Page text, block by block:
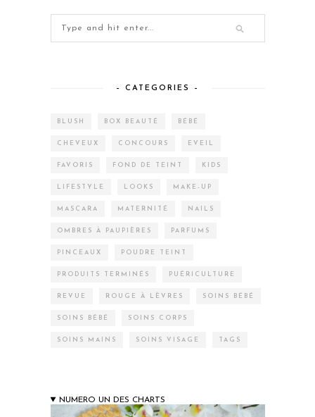
– CATEGORIES –
BLUSH BOX BEAUTÉ BÉBÉ
CHEVEUX CONCOURS EVEIL
FAVORIS FOND DE TEINT KIDS
LIFESTYLE LOOKS MAKE-UP
MASCARA MATERNITÉ NAILS
OMBRES À PAUPIÈRES PARFUMS
PINCEAUX POUDRE TEINT
PRODUITS TERMINÉS PUÉRICULTURE
REVUE ROUGE À LÈVRES SOINS BÉBÉ
SOINS BÉBÉ SOINS CORPS
SOINS MAINS SOINS VISAGE TAGS
NUMERO UN DES CHARTS